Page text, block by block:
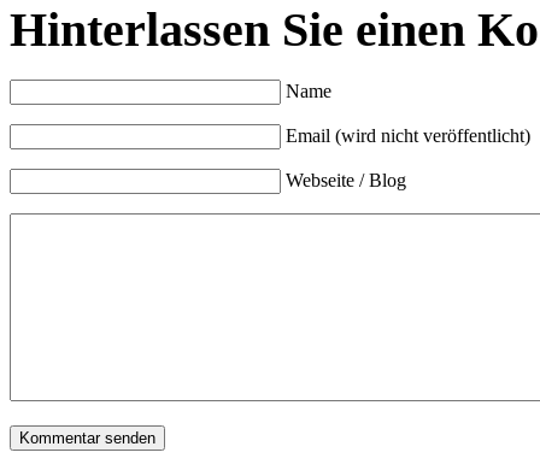
Hinterlassen Sie einen
Name
Email (wird nicht veröffentlicht)
Webseite / Blog